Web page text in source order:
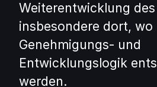
Weiterentwicklung
insbesondere dort, wo
Genehmigungs- und
Entwicklungslogik
werden.